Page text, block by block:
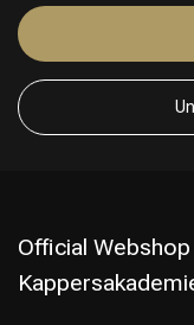
Friseurwahl
Official